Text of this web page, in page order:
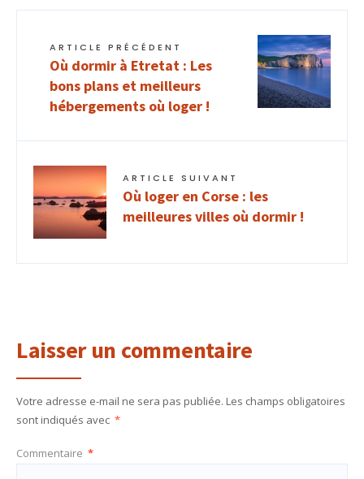
ARTICLE PRÉCÉDENT
Où dormir à Etretat : Les
bons plans et meilleurs
hébergements où loger !
ARTICLE SUIVANT
Où loger en Corse : les
meilleures villes où dormir !
Laisser un commentaire
Votre adresse e-mail ne sera pas publiée. Les champs obligatoires
sont indiqués avec *
Commentaire *